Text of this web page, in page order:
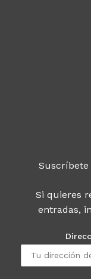
Si quieres
entradas,